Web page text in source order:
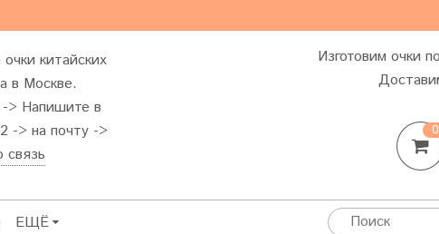
китайских
в Москве.
> Напишите в
-> на почту ->
Изготовим очки
0
ЕЩЁ